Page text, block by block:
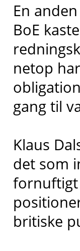
En
BoE
netop
gang til
Klaus
det som
fornuftigt
britiske